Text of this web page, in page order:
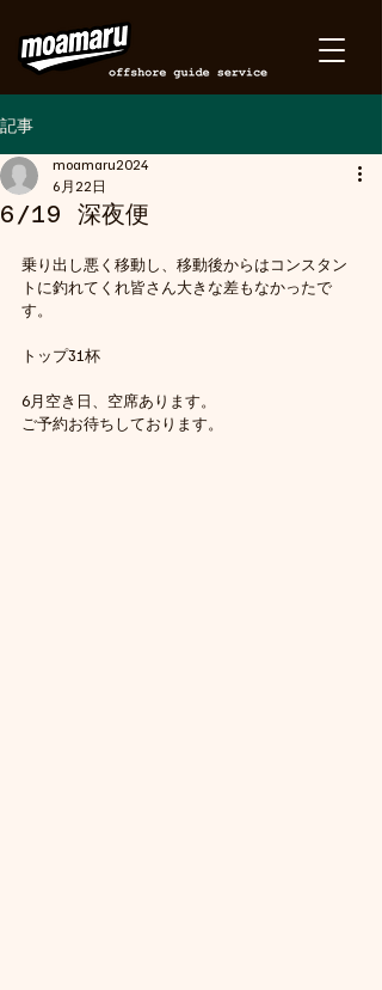
記事
6/19 深夜便
moamaru2024
6月22日
乗り出し悪く移動し、移動後からはコンスタン
トに釣れてくれ皆さん大きな差もなかったで
す。
トップ31杯
6月空き日、空席あります。
ご予約お待ちしております。